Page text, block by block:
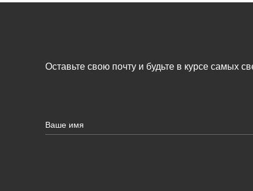
Оставьте свою почту и будьте в курсе самых